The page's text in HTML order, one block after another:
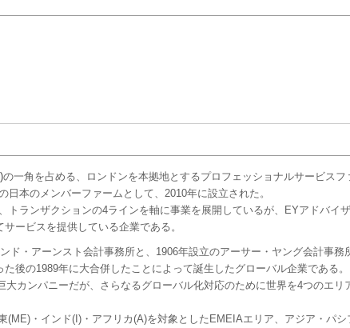
の一角を占める、ロンドンを本拠地とするプロフェッショナルサービスフ
本のメンバーファームとして、2010年に設立された。
トランザクションの4ラインを軸に事業を展開しているが、EYアドバイザ
ービスを提供している企業である。
ド・アーンスト会計事務所と、1906年設立のアーサー・ヤング会計事務
後の1989年に大合併したことによって誕生したグローバル企業である。
カンパニーだが、さらなるグローバル化対応のために世界を4つのエリ
(ME)・インド(I)・アフリカ(A)を対象としたEMEIAエリア、アジア・パシ